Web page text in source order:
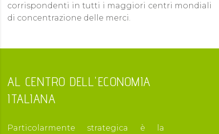
corrispondenti in tutti i maggiori centri mondiali
di concentrazione delle merci.
AL CENTRO DELL'ECONOMIA
ITALIANA
Particolarmente strategica è la